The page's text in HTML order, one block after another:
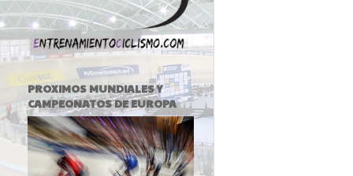
PROXIMOS MUNDIALES Y
CAMPEONATOS DE EUROPA